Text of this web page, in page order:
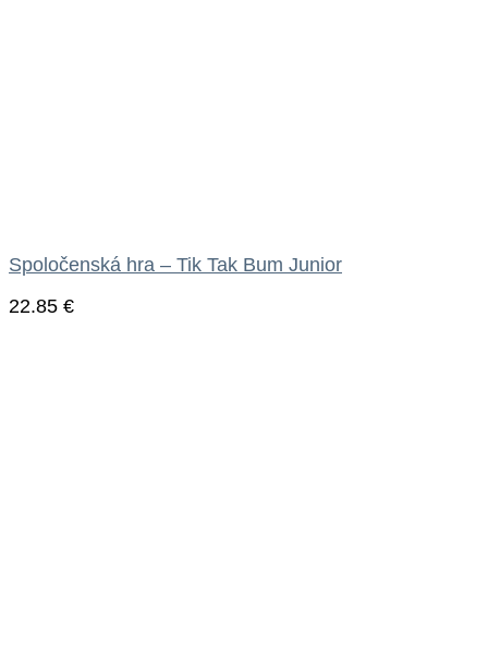
Spoločenská hra – Tik Tak Bum Junior
22.85 €